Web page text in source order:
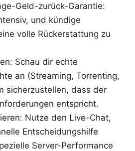
Geld-zurück-Garantie:
und kündige
volle Rückerstattung zu
Schau dir echte
an (Streaming, Torrenting,
sicherzustellen, dass der
entspricht.
Nutze den Live-Chat,
Entscheidungshilfe
Server-Performance